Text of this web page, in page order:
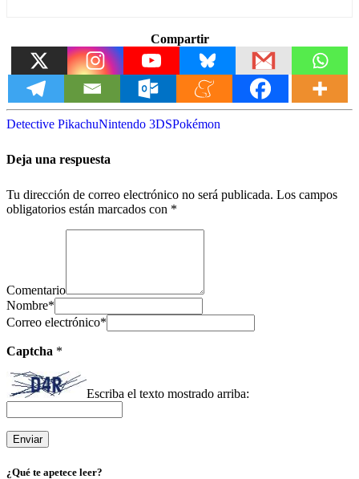
Compartir
Detective PikachuNintendo 3DSPokémon
Deja una respuesta
Tu dirección de correo electrónico no será publicada. Los campos
obligatorios están marcados con *
Comentario
Nombre*
Correo electrónico*
Captcha *
Escriba el texto mostrado arriba:
¿Qué te apetece leer?